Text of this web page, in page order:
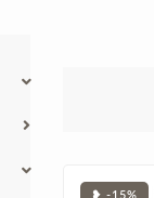
❥ -15%